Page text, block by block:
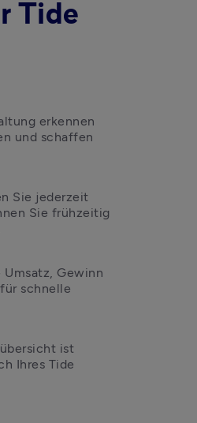
Tide
erkennen
und schaffen
Sie jederzeit
Sie frühzeitig
Umsatz, Gewinn
schnelle
ist
Ihres Tide